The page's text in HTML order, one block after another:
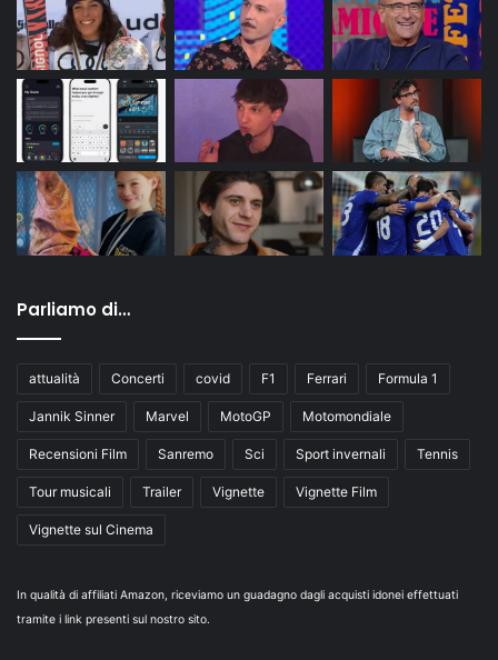
Parliamo di…
attualità Concerti covid F1 Ferrari Formula 1
Jannik Sinner Marvel MotoGP Motomondiale
Recensioni Film Sanremo Sci Sport invernali Tennis
Tour musicali Trailer Vignette Vignette Film
Vignette sul Cinema
In qualità di affiliati Amazon, riceviamo un guadagno dagli acquisti idonei effettuati
tramite i link presenti sul nostro sito.